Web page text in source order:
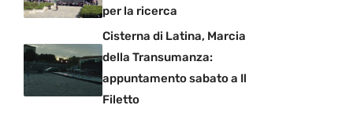
per la ricerca
Cisterna di Latina, Marcia
della Transumanza:
appuntamento sabato a Il
Filetto